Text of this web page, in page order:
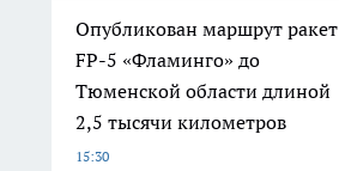
Опубликован маршрут ракет
FP-5 «Фламинго» до
Тюменской области длиной
2,5 тысячи километров
15:30